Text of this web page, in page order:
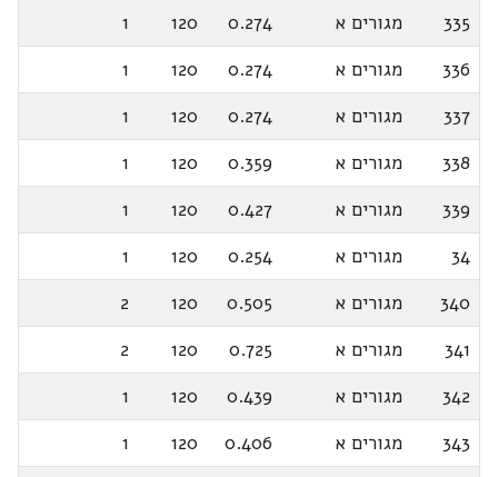
335
מגורים א 0.274
120
1
336
מגורים א 0.274
120
1
337
מגורים א 0.274
120
1
338
מגורים א 0.359
120
1
339
מגורים א 0.427
120
1
34
מגורים א 0.254
120
1
340
מגורים א 0.505
120
2
341
מגורים א 0.725
120
2
342
מגורים א 0.439
120
1
343
מגורים א 0.406
120
1